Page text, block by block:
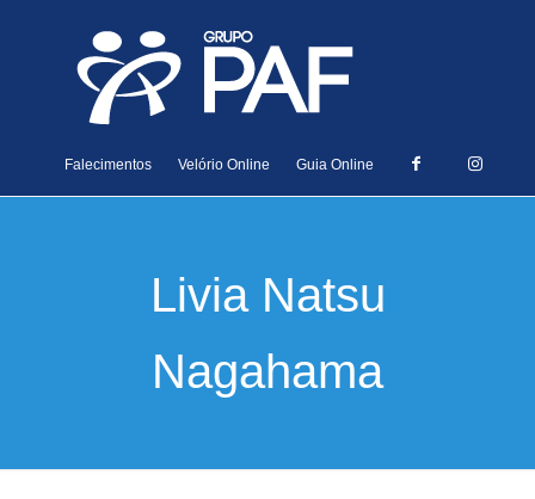
Falecimentos Velório Online Guia Online
Livia Natsu
Nagahama